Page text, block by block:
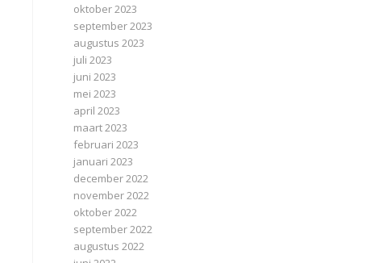
oktober 2023
september 2023
augustus 2023
juli 2023
juni 2023
mei 2023
april 2023
maart 2023
februari 2023
januari 2023
december 2022
november 2022
oktober 2022
september 2022
augustus 2022